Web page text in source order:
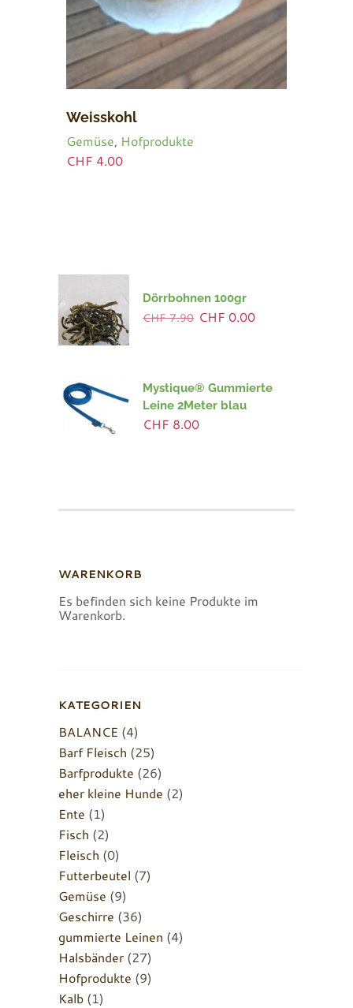
Weisskohl
Gemüse, Hofprodukte
CHF 4.00
Dörrbohnen 100gr
CHF7.90 Ursprünglicher
CHF 0.00Aktueller
Mystique® Gummierte
Leine 2Meter blau
CHF 8.00
WARENKORB
Es befinden sich keine Produkte im
Warenkorb.
KATEGORIEN
BALANCE (4)
Barf Fleisch (25)
Barfprodukte (26)
eher kleine Hunde (2)
Ente (1)
Fisch (2)
Fleisch (0)
Futterbeutel (7)
Gemüse (9)
Geschirre (36)
gummierte Leinen (4)
Halsbänder (27)
Hofprodukte (9)
Kalb (1)